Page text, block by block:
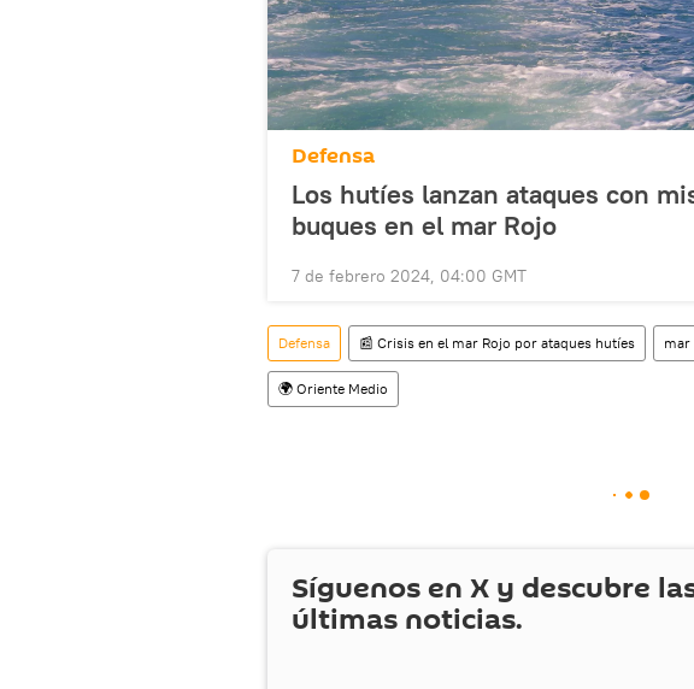
Defensa
Los hutíes lanzan ataques con
buques en el mar Rojo
7 de febrero 2024, 04:00 GMT
Defensa 📰 Crisis en el mar Rojo por ataques hutíes mar
🌍 Oriente Medio
Síguenos en X y descubre
últimas noticias.